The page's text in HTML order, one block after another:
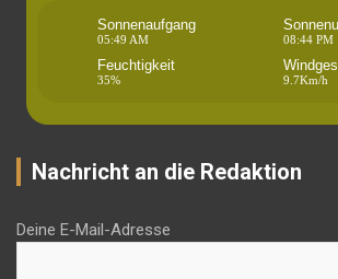
Sonnenaufgang
05:49 AM 08:44 PM
Feuchtigkeit
35% 9.7Km/h
Nachricht an die Redaktion
Deine E-Mail-Adresse